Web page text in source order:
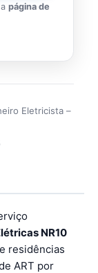
página de
Eletricista –
NR10
residências
ART por